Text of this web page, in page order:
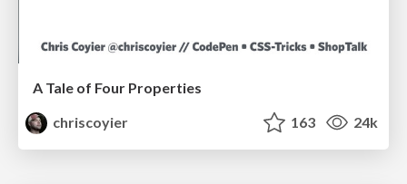
A Tale of Four Properties
chriscoyier
163 24k